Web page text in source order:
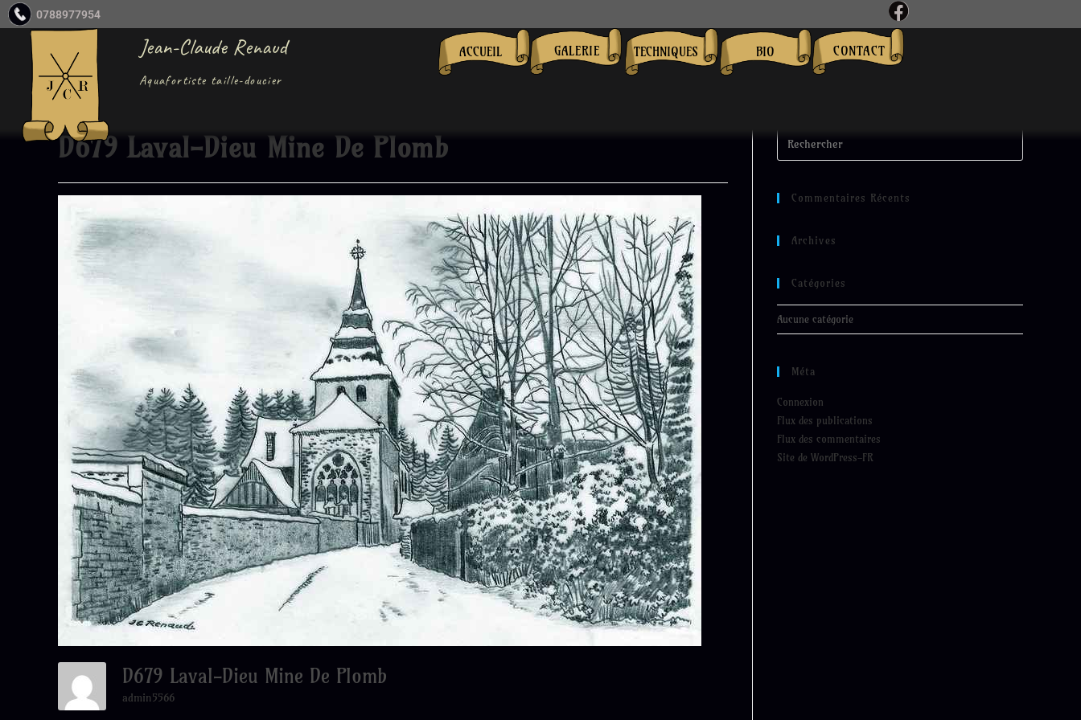
0788977954
Jean-Claude Renaud
Aquafortiste taille-doucier
ACCUEIL GALERIE TECHNIQUES BIO CONTACT
D679 Laval-Dieu Mine De Plomb
D679 Laval-Dieu Mine De Plomb
admin5566
Commentaires Récents
Archives
Catégories
Aucune catégorie
Méta
Connexion
Flux des publications
Flux des commentaires
Site de WordPress-FR